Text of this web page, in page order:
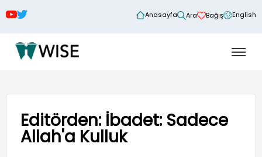
Anasayfa Ara Bağış English
Editörden: İbadet: Sadece
Allah'a Kulluk